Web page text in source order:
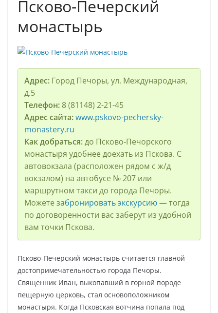
Псково-Печерский
монастырь
Адрес:Город Печоры, ул. Международная,
д.5
Телефон:8 (81148) 2-21-45
Адрес сайта:www.pskovo-pechersky-
monastery.ru
Как добраться:до Псково-Печорского
монастыря удобнее доехать из Пскова. С
автовокзала (расположен рядом с ж/д
вокзалом) на автобусе № 207 или
маршрутном такси до города Печоры.
Можетезабронировать экскурсию— тогда
по договоренности вас заберут из удобной
вам точки Пскова.
Псково-Печерский монастырь считается главной
достопримечательностью города Печоры.
Священник Иван, выкопавший в горной породе
пещерную церковь, стал основоположником
монастыря. Когда Псковская вотчина попала под